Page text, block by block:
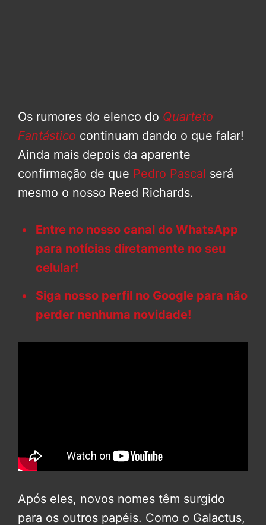
Os rumores do elenco do Quarteto
Fantástico continuam dando o que falar!
Ainda mais depois da aparente
confirmação de que Pedro Pascal será
mesmo o nosso Reed Richards.
Entre no nosso canal do WhatsApp
para notícias diretamente no seu
celular!
Siga nosso perfil no Google para não
perder nenhuma novidade!
Após eles, novos nomes têm surgido
para os outros papéis. Como o Galactus,